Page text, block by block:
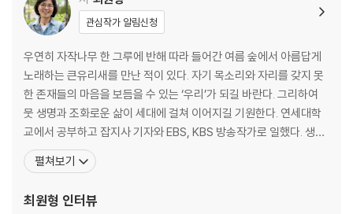
음식은 쇼가 아니고, 쓰레기도 아니야!
함께 토론하기: 공정한 먹거리
3장 남극이 펭귄을 잃게 될 때
북극곰 앞발이 샛노랗대!
펭귄이 흙투성이로 나타났다고?
물을 물처럼 쓰면 안 돼!
함께 토론하기: 기후 재난
4장 기후 위기에 대응하는 우리의 실천
관심작가 알림신청
우연히 자작나무 한 그루에 반해 따라 들어간 여름 숲에서 아름답게
노래하는 큰유리새를 만난 적이 있다. 자기 목소리와 자리를 갖지 못
한 존재들의 마음을 보듬을 수 있는 ‘우리’가 되길 바란다. 그리하여
뭇 생명과 조화로운 삶이 세대에 걸쳐 이어지길 기원한다. 연세대학
교에서 공부하고 잡지사 기자와 EBS, KBS 방송작가로 일했다. 생태·
에너지·기후변화와 관련해 여러 매체에 글을 쓰고 강의를 하며 시민
교육에 힘쓰고 있다. 대통령 직속 국가기후환경회의 전문위원, 서울
으로는 《세계지도 속 환경 이야기》, 《질문으로 시작
펼쳐보기
최원형 인터뷰